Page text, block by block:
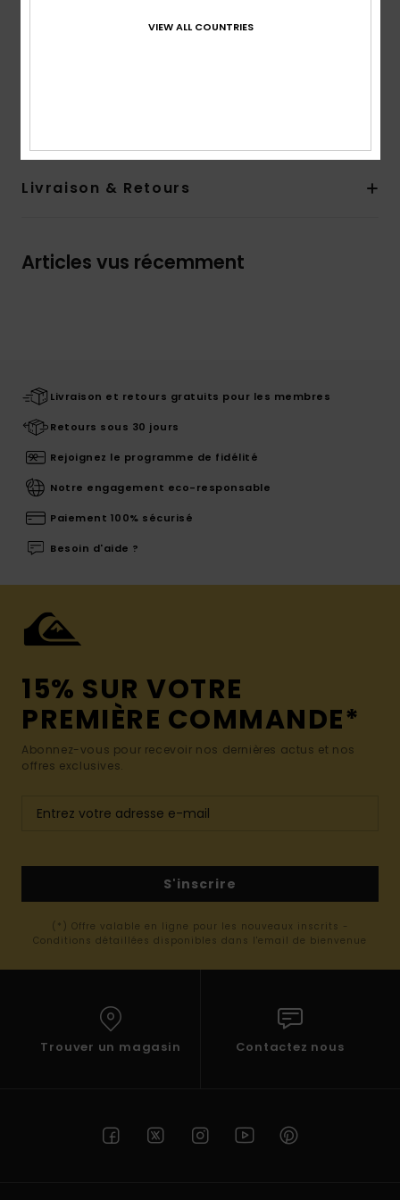
Étiquette haute définition sur la fermeture dans le
Livraison & Retours
Articles vus récemment
Livraison et retours gratuits pour les membres
Retours sous 30 jours
Rejoignez le programme de fidélité
Notre engagement eco-responsable
Paiement 100% sécurisé
Besoin d'aide ?
15% SUR VOTRE
PREMIÈRE COMMANDE*
Abonnez-vous pour recevoir nos dernières actus et nos
offres exclusives.
S'inscrire
(*) Offre valable en ligne pour les nouveaux inscrits -
Conditions détaillées disponibles dans l'email de bienvenue
Trouver un magasin Contactez nous
VIEW ALL COUNTRIES